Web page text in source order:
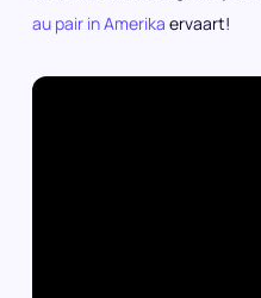
au pair in Amerika ervaart!